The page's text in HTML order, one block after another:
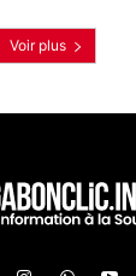
Voir plus